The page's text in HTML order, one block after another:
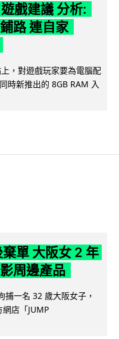
戲建議 分析:
路 連自家
，對遊戲玩家要為電腦配
時新推出的 8GB RAM 入
單 大阪女 2 年
周邊產品
捕一名 32 歲大阪女子，
店「JUMP